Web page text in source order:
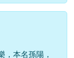
，本名孫陽，